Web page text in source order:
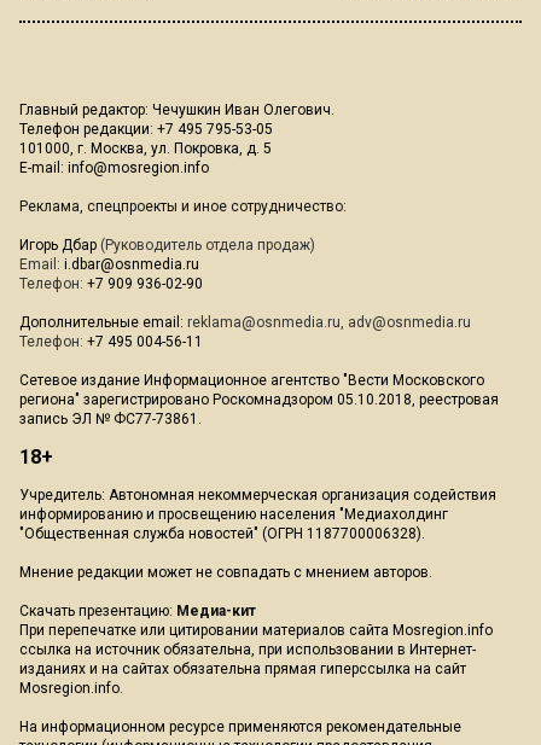
Главный редактор: Чечушкин Иван Олегович.
Телефон редакции: +7 495 795-53-05
101000, г. Москва, ул. Покровка, д. 5
E-mail: info@mosregion.info
Реклама, спецпроекты и иное сотрудничество:
Игорь Дбар (Руководитель отдела продаж)
Email: i.dbar@osnmedia.ru
Телефон: +7 909 936-02-90
Дополнительные email: reklama@osnmedia.ru, adv@osnmedia.ru
Телефон: +7 495 004-56-11
Сетевое издание Информационное агентство "Вести Московского
региона" зарегистрировано Роскомнадзором 05.10.2018, реестровая
запись ЭЛ № ФС77-73861.
18+
Учредитель: Автономная некоммерческая организация содействия
информированию и просвещению населения "Медиахолдинг
"Общественная служба новостей" (ОГРН 1187700006328).
Мнение редакции может не совпадать с мнением авторов.
Скачать презентацию: Медиа-кит
При перепечатке или цитировании материалов сайта Mosregion.info
ссылка на источник обязательна, при использовании в Интернет-
изданиях и на сайтах обязательна прямая гиперссылка на сайт
Mosregion.info.
На информационном ресурсе применяются рекомендательные